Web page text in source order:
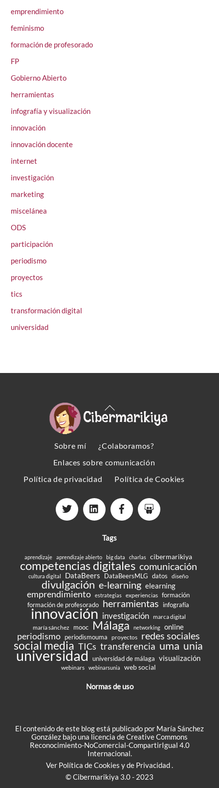
emprendimiento
feminismo
formación de profesorado
FP
Gobierno Abierto
herramientas
infografía y visualización
innovación
innovación docente
internet
investigación
marketing
miscelánea
ODS
participación
periodismo
proyectos
tics
transformación digital
universidad
Back
To
Sobre mí
¿Colaboramos?
Enlaces sobre comunicación
Política de privacidad
Política de Cookies
Tags
aprendizaje aprendizaje abierto big data charlas cibermarikiya
competencias digitales comunicación
cultura digital DataBeers DataBeersMLG datos diseño
divulgación e-learning elearning
emprendimiento estrategias experiencias formación
formación de profesorado herramientas infografía
innovación investigación marca digital
maría sánchez
mooc Málaga networking online
periodismo periodismouma proyectos redes sociales
social media TICs transferencia uma unia
universidad universidad de málaga visualización
webinars webinarsunia web social
Normas de uso
El contenido de este blog está publicado por María Sánchez
González bajo una licencia de Creative Commons
Reconocimiento-NoComercial-CompartirIgual 4.0
Internacional.
Ver Política de Cookies y de Privacidad.
© Cibermarikiya 3.0 - 2023